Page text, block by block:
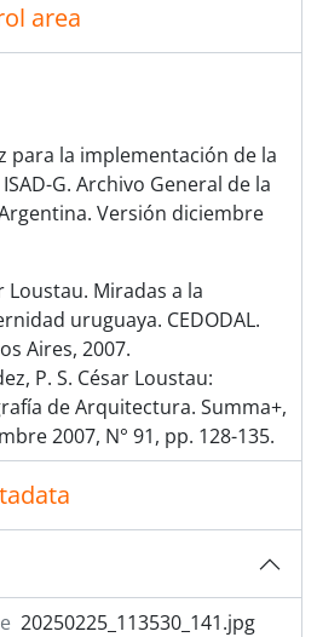
area
para la implementación de la
ISAD-G. Archivo General de la
Versión diciembre
Loustau. Miradas a la
uruguaya. CEDODAL.
Aires, 2007.
P. S. César Loustau:
de Arquitectura. Summa+,
2007, N° 91, pp. 128-135.
20250225_113530_141.jpg